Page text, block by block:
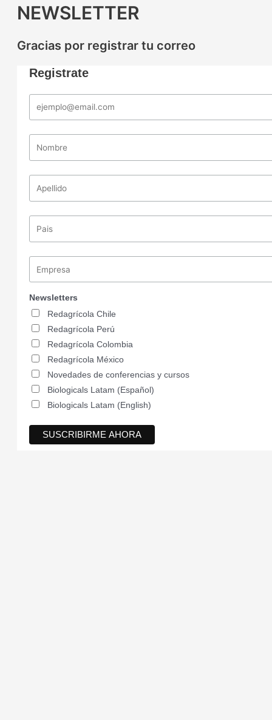
NEWSLETTER
Gracias por registrar tu correo
Registrate
Newsletters
Redagrícola Chile
Redagrícola Perú
Redagrícola Colombia
Redagrícola México
Novedades de conferencias y cursos
Biologicals Latam (Español)
Biologicals Latam (English)